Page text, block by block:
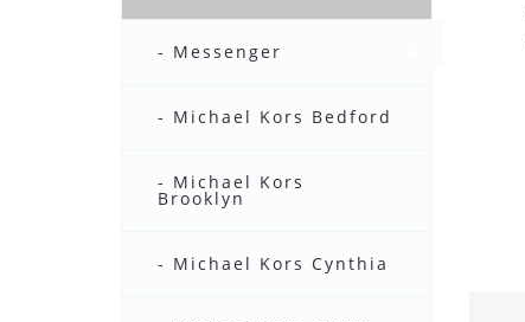
- Messenger
- Michael Kors Bedford
- Michael Kors
Brooklyn
- Michael Kors Cynthia